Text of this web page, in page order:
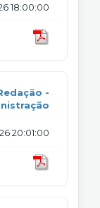
18:00:00
-
20:01:00